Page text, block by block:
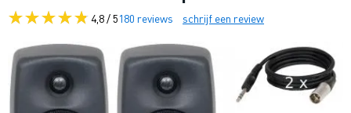
4,8 / 5180 reviews schrijf een review